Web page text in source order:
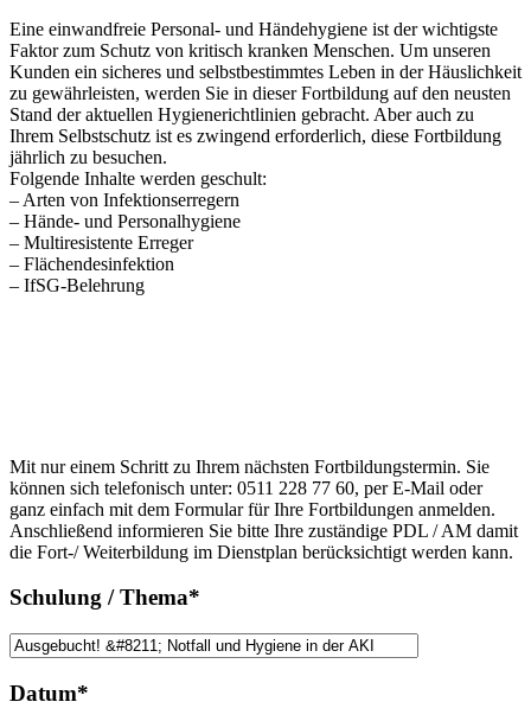
Eine einwandfreie Personal- und Händehygiene ist der wichtigste
Faktor zum Schutz von kritisch kranken Menschen. Um unseren
Kunden ein sicheres und selbstbestimmtes Leben in der Häuslichkeit
zu gewährleisten, werden Sie in dieser Fortbildung auf den neusten
Stand der aktuellen Hygienerichtlinien gebracht. Aber auch zu
Ihrem Selbstschutz ist es zwingend erforderlich, diese Fortbildung
jährlich zu besuchen.
Folgende Inhalte werden geschult:
– Arten von Infektionserregern
– Hände- und Personalhygiene
– Multiresistente Erreger
– Flächendesinfektion
– IfSG-Belehrung
Feld
leer.
lasse
dieses
Feld
leer.
Mit nur einem Schritt zu Ihrem nächsten Fortbildungstermin. Sie
können sich telefonisch unter: 0511 228 77 60, per E-Mail oder
ganz einfach mit dem Formular für Ihre Fortbildungen anmelden.
Anschließend informieren Sie bitte Ihre zuständige PDL / AM damit
die Fort-/ Weiterbildung im Dienstplan berücksichtigt werden kann.
Schulung / Thema*
Datum*